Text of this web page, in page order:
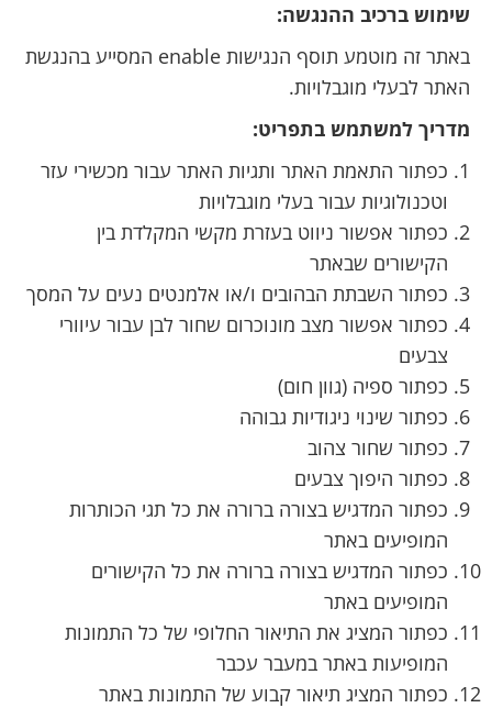
שימוש ברכיב ההנגשה:
באתר זה מוטמע תוסף הנגישות enable המסייע בהנגשת
האתר לבעלי מוגבלויות.
מדריך למשתמש בתפריט:
כפתור התאמת האתר ותגיות האתר עבור מכשירי עזר
וטכנולוגיות עבור בעלי מוגבלויות
כפתור אפשור ניווט בעזרת מקשי המקלדת בין
הקישורים שבאתר
כפתור השבתת הבהובים ו/או אלמנטים נעים על המסך
כפתור אפשור מצב מונוכרום שחור לבן עבור עיוורי
צבעים
כפתור ספיה (גוון חום)
כפתור שינוי ניגודיות גבוהה
כפתור שחור צהוב
כפתור היפוך צבעים
כפתור המדגיש בצורה ברורה את כל תגי הכותרות
המופיעים באתר
כפתור המדגיש בצורה ברורה את כל הקישורים
המופיעים באתר
כפתור המציג את התיאור החלופי של כל התמונות
המופיעות באתר במעבר עכבר
כפתור המציג תיאור קבוע של התמונות באתר